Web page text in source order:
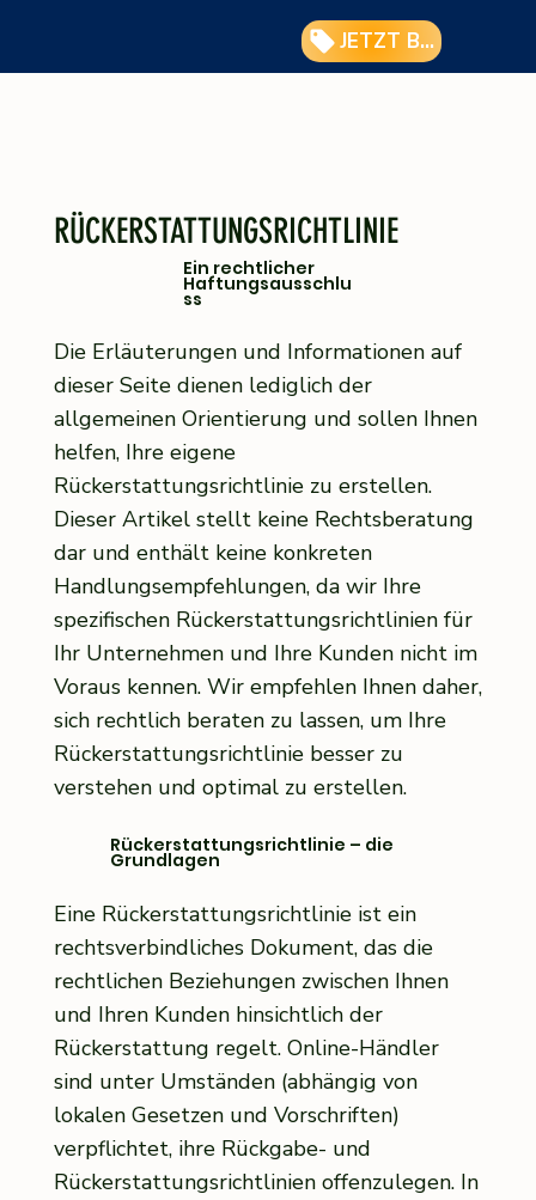
JETZT BUCHEN
RÜCKERSTATTUNGSRICHTLINIE
Ein rechtlicher
Haftungsausschlu
ss
Die Erläuterungen und Informationen auf
dieser Seite dienen lediglich der
allgemeinen Orientierung und sollen Ihnen
helfen, Ihre eigene
Rückerstattungsrichtlinie zu erstellen.
Dieser Artikel stellt keine Rechtsberatung
dar und enthält keine konkreten
Handlungsempfehlungen, da wir Ihre
spezifischen Rückerstattungsrichtlinien für
Ihr Unternehmen und Ihre Kunden nicht im
Voraus kennen. Wir empfehlen Ihnen daher,
sich rechtlich beraten zu lassen, um Ihre
Rückerstattungsrichtlinie besser zu
verstehen und optimal zu erstellen.
Rückerstattungsrichtlinie – die
Grundlagen
Eine Rückerstattungsrichtlinie ist ein
rechtsverbindliches Dokument, das die
rechtlichen Beziehungen zwischen Ihnen
und Ihren Kunden hinsichtlich der
Rückerstattung regelt. Online-Händler
sind unter Umständen (abhängig von
lokalen Gesetzen und Vorschriften)
verpflichtet, ihre Rückgabe- und
Rückerstattungsrichtlinien offenzulegen. In